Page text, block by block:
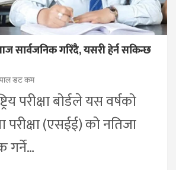
सार्वजनिक गरिँदै, यसरी हेर्न सकिन्छ
डट कम
परीक्षा बोर्डले यस वर्षको
परीक्षा (एसईई) को नतिजा
गर्ने…